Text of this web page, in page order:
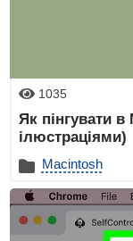
1035
Як пінгувати в
ілюстраціями)
Macintosh